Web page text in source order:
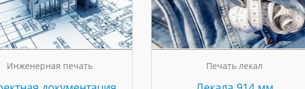
Инженерная печать Печать лекал